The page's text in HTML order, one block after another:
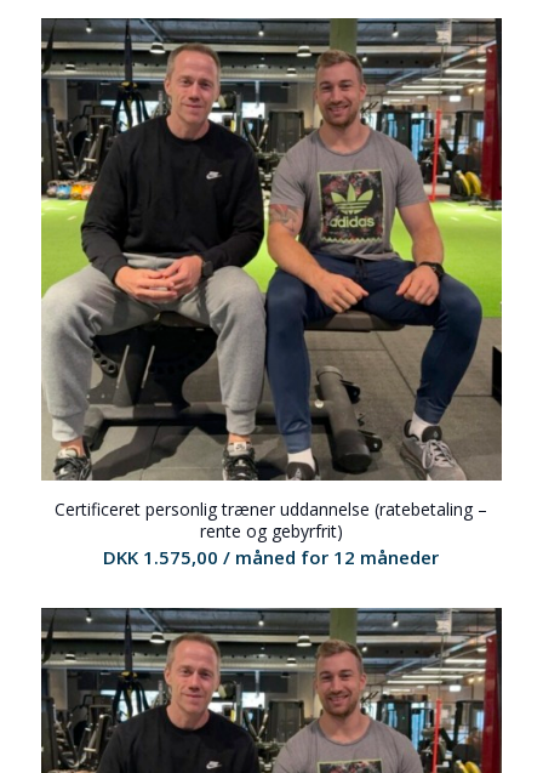
Certificeret personlig træner uddannelse (ratebetaling –
rente og gebyrfrit)
DKK 1.575,00 / måned for 12 måneder